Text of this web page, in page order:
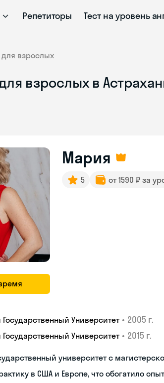
Репетиторы Тест на уровень
взрослых
взрослых в
Мария
5 от 1590 ₽ за
Государственный Университет • 2005 г.
Государственный Университет • 2015 г.
университет с
в США и Европе, что обогатило опыт